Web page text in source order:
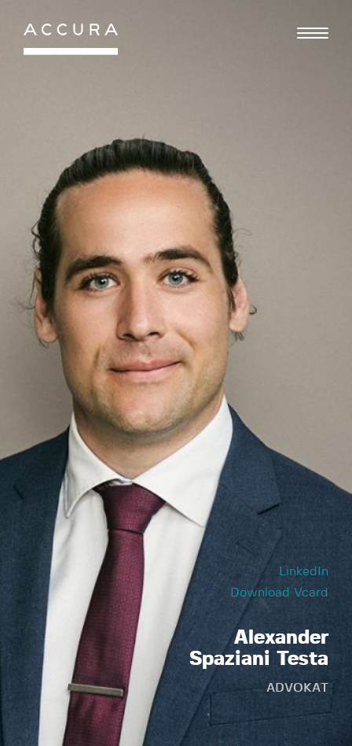
Gå
indhold
LinkedIn
Download Vcard
Alexander
Spaziani Testa
ADVOKAT